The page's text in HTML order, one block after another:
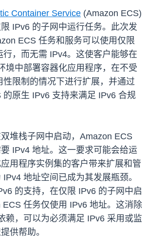
Container Service (Amazon ECS)
IPv6 的子网中运行任务。此次发
ECS 任务和服务可以使用仅限
行，而无需 IPv4。这使客户能够在
境中部署容器化应用程序，在不受
性限制的情况下进行扩展，并通过
的原生 IPv6 支持来满足 IPv6 合规
堆栈子网中启动，Amazon ECS
IPv4 地址。这一要求可能会给运
用程序实例集的客户带来扩展和管
地址空间已成为其发展瓶颈。
的支持，在仅限 IPv6 的子网中启
ECS 任务仅使用 IPv6 地址。这消除
赖，可以为必须满足 IPv6 采用或监
供帮助。